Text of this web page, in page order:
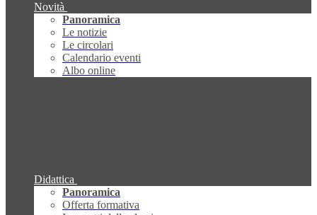
Novità
Panoramica
Le notizie
Le circolari
Calendario eventi
Albo online
Didattica
Panoramica
Offerta formativa